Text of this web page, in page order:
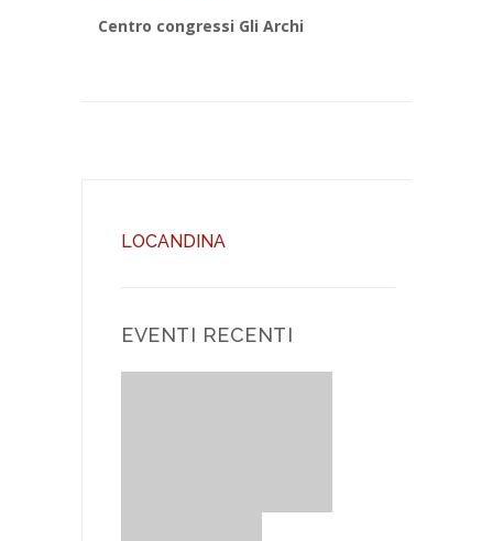
Centro congressi Gli Archi
LOCANDINA
EVENTI RECENTI